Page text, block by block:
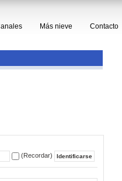
Más nieve Contacto
(Recordar)